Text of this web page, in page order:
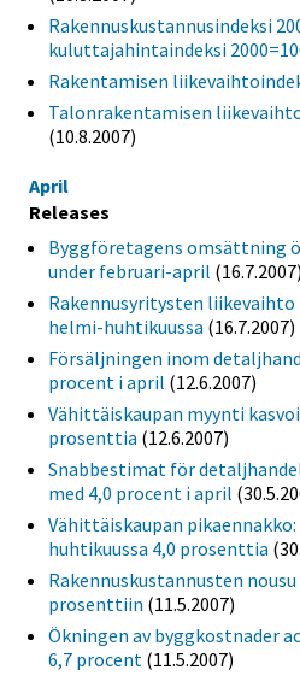
Rakennuskustannusindeksi
kuluttajahintaindeksi
Rakentamisen
Talonrakentamisen
(10.8.2007)
April
Releases
Byggföretagens omsättning
under februari-april (16.7.2007)
Rakennusyritysten liikevaihto
helmi-huhtikuussa (16.7.2007)
Försäljningen inom
procent i april (12.6.2007)
Vähittäiskaupan myynti
prosenttia (12.6.2007)
Snabbestimat för
med 4,0 procent i april
Vähittäiskaupan
huhtikuussa 4,0 prosenttia
Rakennuskustannusten
prosenttiin (11.5.2007)
Ökningen av byggkostnader
6,7 procent (11.5.2007)